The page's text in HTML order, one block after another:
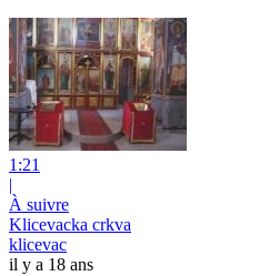
1:21
|
À suivre
Klicevacka crkva
klicevac
il y a 18 ans